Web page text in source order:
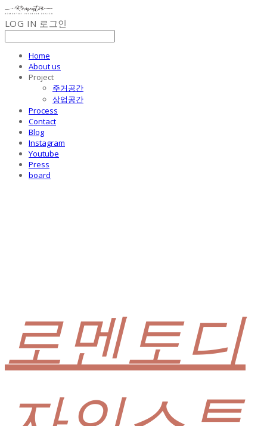
LOG IN 로그인
Home
About us
Project
주거공간
상업공간
Process
Contact
Blog
Instagram
Youtube
Press
board
로멘토디